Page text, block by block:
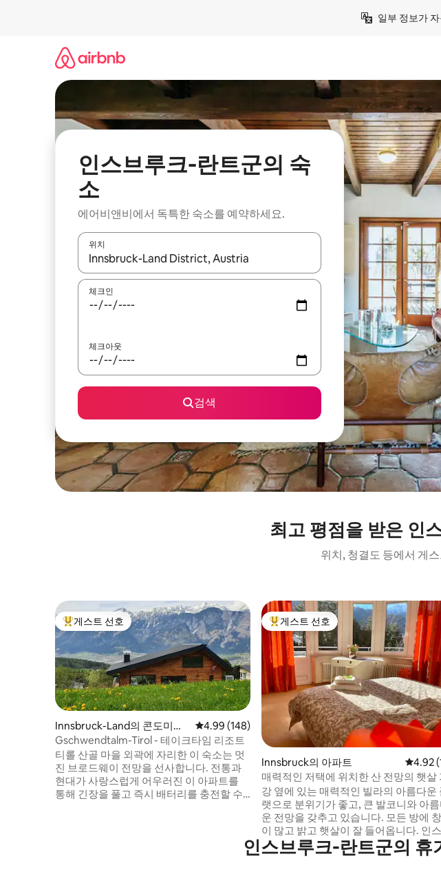
일부 정보가
인스브루크-란트군의 숙
소
에어비앤비에서 독특한 숙소를 예약하세요.
위치
결과가 나오면 위·아래 화살표 키를 사용하거나 터치 또는 스와이프 동작으로 탐색하
체크인
체크아웃
검색
최고 평점을 받은 인
위치, 청결도 등에서 게
상위 게스트 선호
게스트 선호
Innsbruck-Land의 콘도미니
엄
평점 4.99점(5점 만점), 후기 148개
4.99 (148)
Gschwendtalm-Tirol - 테이크타임 리조트
티롤 산골 마을 외곽에 자리한 이 숙소는 멋
진 브로드웨이 전망을 선사합니다. 전통과
현대가 사랑스럽게 어우러진 이 아파트를
통해 긴장을 풀고 즉시 배터리를 충전할 수
상위 게스트 선호
게스트 선호
Innsbruck의 아파트 평점
4.92
매력적인 저택에 위치한 산 전망의 햇살
득한 넓은 아파트
강 옆에 있는 매력적인 빌라의 아름다운
랫으로 분위기가 좋고, 큰 발코니와 아
운 전망을 갖추고 있습니다. 모든 방에
이 많고 밝고 햇살이 잘 들어옵니다. 인스
루크 구시가지에 가보고 싶다면 리버 인
따라 산책하거나 숙소 건너편의 넥스트
인스브루크-란트군의 휴